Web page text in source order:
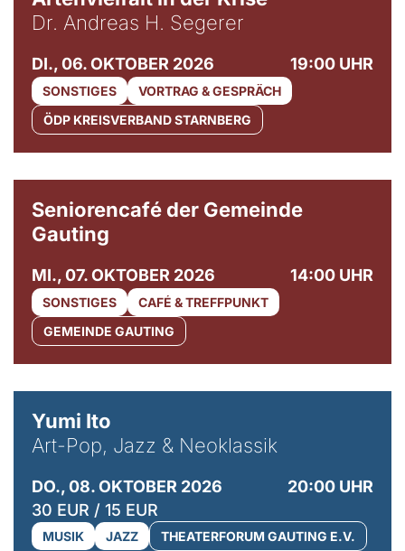
Dr. Andreas H. Segerer
DI., 06. OKTOBER 2026 19:00 UHR
SONSTIGES
VORTRAG & GESPRÄCH
ÖDP KREISVERBAND STARNBERG
Seniorencafé der Gemeinde
Gauting
MI., 07. OKTOBER 2026 14:00 UHR
SONSTIGES
CAFÉ & TREFFPUNKT
GEMEINDE GAUTING
Yumi Ito
Art-Pop, Jazz & Neoklassik
DO., 08. OKTOBER 2026
20:00 UHR
30 EUR / 15 EUR
MUSIK JAZZ THEATERFORUM GAUTING E.V.